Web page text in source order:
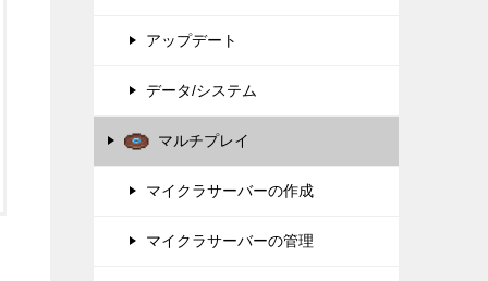
アップデート
データ/システム
マルチプレイ
マイクラサーバーの作成
マイクラサーバーの管理